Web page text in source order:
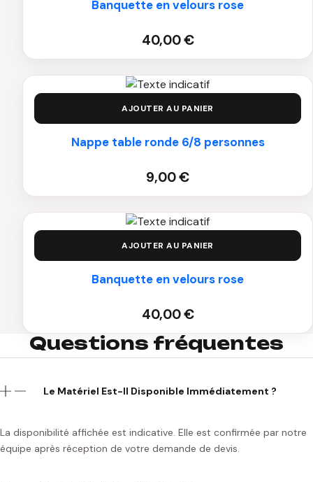
Banquette en velours rose
40,00€
AJOUTER AU PANIER
Nappe table ronde 6/8 personnes
9,00€
AJOUTER AU PANIER
Banquette en velours rose
40,00€
Questions fréquentes
Le Matériel Est-Il Disponible Immédiatement ?
La disponibilité affichée est indicative. Elle est confirmée par notre
équipe après réception de votre demande de devis.